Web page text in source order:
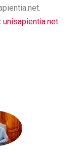
unisapientia.net.